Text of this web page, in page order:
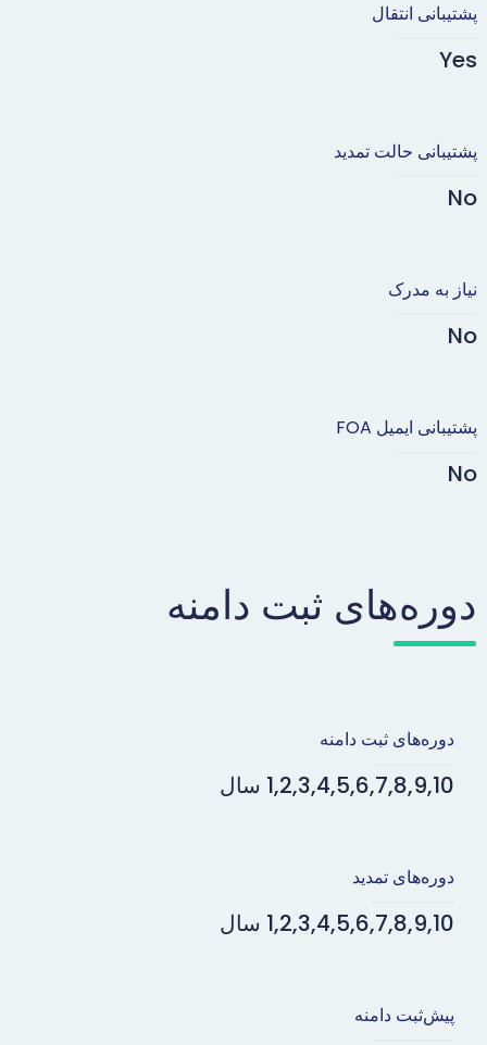
پشتیبانی انتقال
Yes
پشتیبانی حالت تمدید
No
نیاز به مدرک
No
پشتیبانی ایمیل FOA
No
دوره‌های ثبت دامنه
دوره‌های ثبت دامنه
1,2,3,4,5,6,7,8,9,10 سال
دوره‌های تمدید
1,2,3,4,5,6,7,8,9,10 سال
پیش‌ثبت دامنه